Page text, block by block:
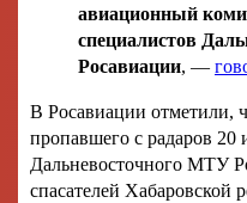
авиационный
специалистов
Росавиации, —
В Росавиации отметили,
пропавшего с радаров
Дальневосточного МТУ
спасателей Хабаровской